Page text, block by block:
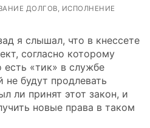
ДОЛГОВ, ИСПОЛНЕНИЕ
я слышал, что в кнессете
согласно которому
есть «тик» в службе
не будут продлевать
ли принят этот закон, и
новые права в таком